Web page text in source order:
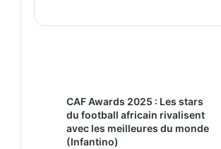
CAF Awards 2025 : Les stars
du football africain rivalisent
avec les meilleures du monde
(Infantino)